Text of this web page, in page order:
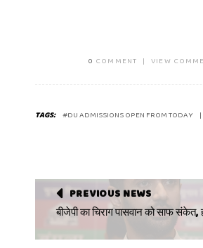
0 COMMENT | VIEW
TAGS: #DU ADMISSIONS OPEN FROM TODAY
PREVIOUS NEWS
बीजेपी का चिराग पासवान को साफ संकेत,